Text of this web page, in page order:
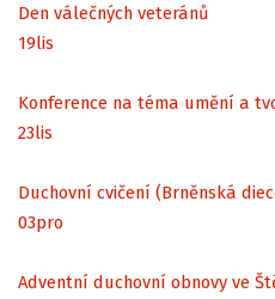
Den válečných veteránů
19lis
Konference na téma umění a
23lis
Duchovní cvičení (Brněnská
03pro
Adventní duchovní obnovy ve